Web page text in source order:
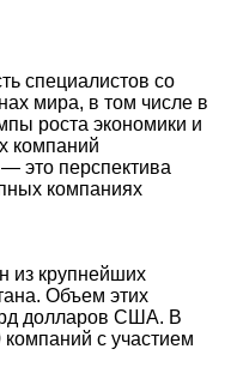
специалистов со
мира, в том числе в
роста экономики и
компаний
это перспектива
компаниях
из крупнейших
Объем этих
долларов США. В
компаний с участием